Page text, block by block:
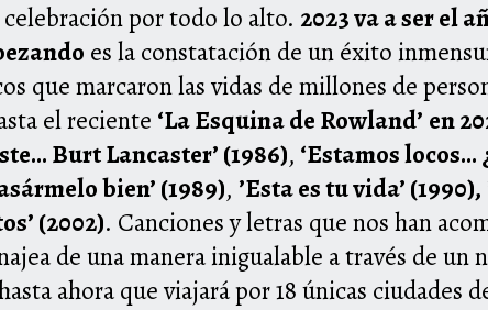
por todo lo alto. 2023 va a ser el
es la constatación de un éxito
que marcaron las vidas de millones de
el reciente ‘La Esquina de Rowland’ en
Burt Lancaster’ (1986), ‘Estamos locos…
bien’ (1989), ’Esta es tu vida’ (1990),
(2002). Canciones y letras que nos han
de una manera inigualable a través de un
ahora que viajará por 18 únicas ciudades